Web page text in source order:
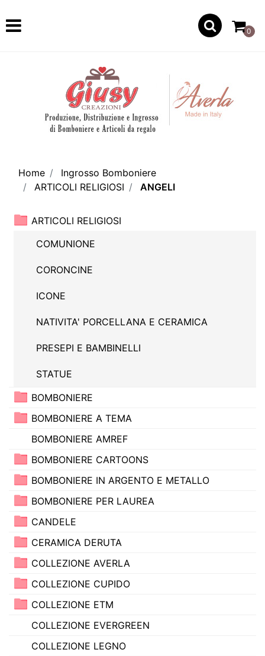
Open
0
Home
Ingrosso Bomboniere
ARTICOLI RELIGIOSI
ANGELI
ARTICOLI RELIGIOSI
COMUNIONE
CORONCINE
ICONE
NATIVITA' PORCELLANA E CERAMICA
PRESEPI E BAMBINELLI
STATUE
BOMBONIERE
BOMBONIERE A TEMA
BOMBONIERE AMREF
BOMBONIERE CARTOONS
BOMBONIERE IN ARGENTO E METALLO
BOMBONIERE PER LAUREA
CANDELE
CERAMICA DERUTA
COLLEZIONE AVERLA
COLLEZIONE CUPIDO
COLLEZIONE ETM
COLLEZIONE EVERGREEN
COLLEZIONE LEGNO